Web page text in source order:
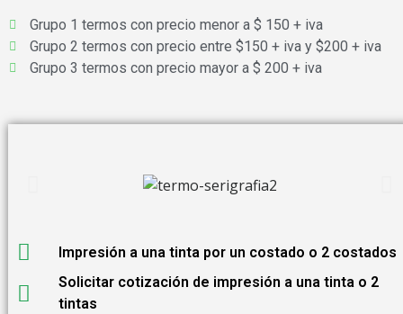
Grupo 1 termos con precio menor a $ 150 + iva
Grupo 2 termos con precio entre $150 + iva y $200 + iva
Grupo 3 termos con precio mayor a $ 200 + iva
Impresión a una tinta por un costado o 2 costados
Solicitar cotización de impresión a una tinta o 2
tintas